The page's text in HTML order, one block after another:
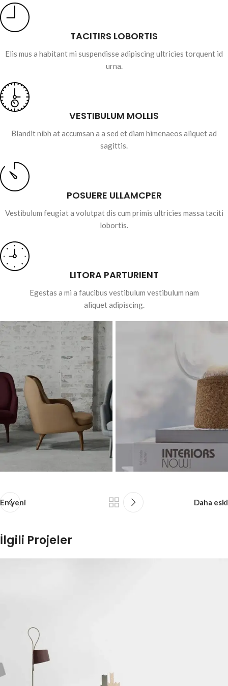
TACITIRS LOBORTIS
Elis mus a habitant mi suspendisse adipiscing ultricies torquent id
urna.
VESTIBULUM MOLLIS
Blandit nibh at accumsan a a sed et diam himenaeos aliquet ad
sagittis.
POSUERE ULLAMCPER
Vestibulum feugiat a volutpat dis cum primis ultricies massa taciti
lobortis.
LITORA PARTURIENT
Egestas a mi a faucibus vestibulum vestibulum nam
aliquet adipiscing.
En yeni Daha eski
İlgili Projeler